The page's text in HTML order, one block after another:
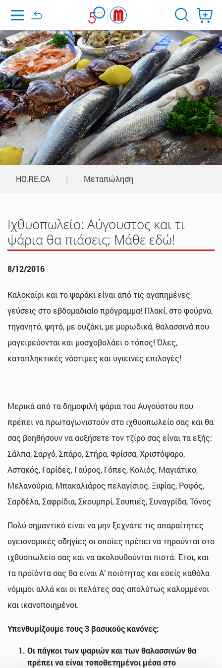
Home
HO.RE.CA | Μεταπώληση
Ιχθυοπωλείο: Αύγουστος και τι
ψάρια θα πιάσεις; Μάθε εδώ!
8/12/2016
Καλοκαίρι και το ψαράκι είναι από τις αγαπημένες
γεύσεις στο εβδομαδιαίο πρόγραμμα! Πλακί, στο φούρνο,
τηγανητό, ψητό, με ουζάκι, με μυρωδικά, θαλασσινά που
μαγειρεύονται και μοσχοβολάει ο τόπος! Όλες,
καταπληκτικές νόστιμες και υγιεινές επιλογές!
Μερικά από τα δημοφιλή ψάρια του Αυγούστου που
πρέπει να πρωταγωνιστούν στο ιχθυοπωλείο σας και θα
σας βοηθήσουν να αυξήσετε τον τζίρο σας είναι τα εξής:
Σάλπα, Σαργό, Σπάρο, Στήρα, Φρίσσα, Χριστόψαρο,
Αστακός, Γαρίδες, Γαύρος, Γόπες, Κολιός, Μαγιάτικο,
Μελανούρια, Μπακαλιάρος πελαγίσιος, Ξιφίας, Ροφός,
Σαρδέλα, Σαφρίδια, Σκουμπρί, Σουπιές, Συναγρίδα, Τόνος
Πολύ σημαντικό είναι να μην ξεχνάτε τις απαραίτητες
υγειονομικές οδηγίες οι οποίες πρέπει να τηρούνται στο
ιχθυοπωλείο σας και να ακολουθούνται πιστά. Έτσι, και
τα προϊόντα σας θα είναι Α’ ποιότητας και εσείς καθόλα
νόμιμοι αλλά και οι πελάτες σας απολύτως καλυμμένοι
και ικανοποιημένοι.
Υπενθυμίζουμε τους 3 βασικούς κανόνες:
Οι πάγκοι των ψαριών και των θαλασσινών θα
πρέπει να είναι τοποθετημένοι μέσα στο